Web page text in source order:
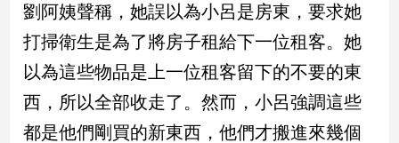
灣
觀
南
台
灣
劉阿姨聲稱，她誤以為小呂是房東，要求她
打掃衛生是為了將房子租給下一位租客。她
以為這些物品是上一位租客留下的不要的東
西，所以全部收走了。然而，小呂強調這些
都是他們剛買的新東西，他們才搬進來幾個